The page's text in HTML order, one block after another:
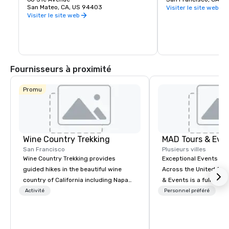
San Mateo, CA, US 94403
Visiter le site web
encore !
Visiter le site web
Fournisseurs à proximité
Promu
Wine Country Trekking
San Francisco
Wine Country Trekking provides
guided hikes in the beautiful wine
country of California including Napa
and Sonoma Valleys. These
Activité
MAD Tours &
Plusieurs villes
Exceptional Events &
Across the United States! MAD
& Events is a full-
Management
Personnel préféré